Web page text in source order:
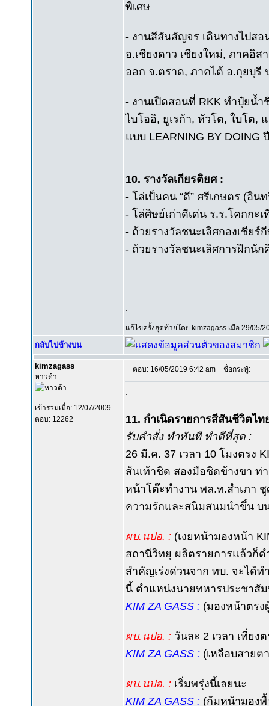
พิเศษ
- งานสีสันสัญจร เดินทางไปส
อ.เชียงดาว เชียงใหม่, ภาคอิ
ออก จ.ตราด, ภาคไต้ อ.กุยบุรี
- งานเปิดสอนที่ RKK ทำปุ๋ยน้ำ
ไบโออิ, ยูเรก้า, หัวโต, ใบโต,
แบบ LEARNING BY DOING
10. รางวัลเกียรติยศ :
- โล่เป็นคน “ดี” ศรีเกษตร (อิ
- โล่ศิษย์เก่าดีเด่น ร.ร.โคกกะ
- ถ้วยรางวัลชนะเลิศกองเชีย
- ถ้วยรางวัลชนะเลิศการฝึกนั
แก้ไขครั้งสุดท้ายโดย kimzagass เมื่อ 29/05/
กลับไปข้างบน
kimzagass
หาวด้า
เข้าร่วมเมื่อ: 12/07/2009
ตอบ: 12262
ตอบ: 16/05/2019 6:42 am ชื่อกระทู้:
11. กำเนิดรายการสีสันชีวิตไท
รับคำสั่ง ทำทันที ทำดีที่สุด :
26 มี.ค. 37 เวลา 10 โมงตรง
ส้นเท้าชิด สองมือชิดข้างขา ท่
หน้าโต๊ะทำงาน พล.ท.สำเภา
ความรักและสนิมสนมนำขึ้น บ
ผบ.นปอ. : (เงยหน้ามองหน้า
สถานีวิทยุ ผลิตรายการแล้วก็ด
สำคัญเร่งด่วนจาก ทบ. จะได้ท
นี้ ตำแหน่งนายทหารประชาสั
KIM ZA GASS : (มองหน้าตรง
ผบ.นปอ. : วันละ 2 เวลา เที่ยง
KIM ZA GASS : (เหลือบสายต
ผบ.นปอ. : เริ่มพรุ่งนี้เลยนะ
KIM ZA GASS : (ก้มหน้ามอง